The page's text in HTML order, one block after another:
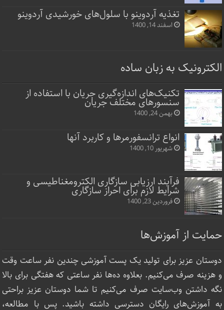
تغذیه آردوینو با سلول‌های خورشیدی آردوینو
اسفند 14, 1400
الکترونیک به زبان ساده
تکنیک‌های اندازه‌گیری جریان با استفاده از
سنسورهای مختلف جریان
بهمن 24, 1400
انواع ترانسفورمرها و کاربرد آنها
شهریور 10, 1400
فرآیند ارزیابی سازگاری الکترومغناطیسی و
شرایط لازم برای احراز سازگاری
فروردین 23, 1400
حمایت از آموزش‌ها
دوستان عزیز برای تولید یک پست آموزشی چندین نفر ساعت‌ وقت
و هزینه صرف می‌کنیم. بعلاوه ده‌ها نفر ساعتی که هفتگی برای بالا
نگه داشتن وب‌سایت صرف ‌می‌کنیم تا شما دوستان عزیز براحتی
به آموزش‌های رایگان دسترسی داشته باشید. پس با مطالعه،